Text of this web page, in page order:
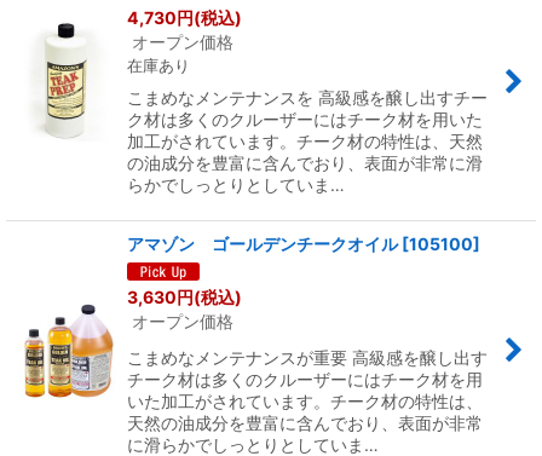
4,730円(税込)
オープン価格
在庫あり
こまめなメンテナンスを 高級感を醸し出すチー
ク材は多くのクルーザーにはチーク材を用いた
加工がされています。チーク材の特性は、天然
の油成分を豊富に含んでおり、表面が非常に滑
らかでしっとりとしていま…
アマゾン ゴールデンチークオイル [105100]
3,630円(税込)
オープン価格
こまめなメンテナンスが重要 高級感を醸し出す
チーク材は多くのクルーザーにはチーク材を用
いた加工がされています。チーク材の特性は、
天然の油成分を豊富に含んでおり、表面が非常
に滑らかでしっとりとしていま…